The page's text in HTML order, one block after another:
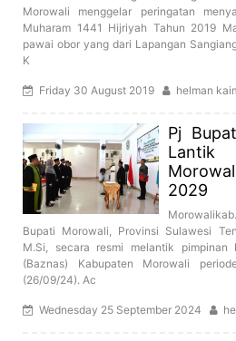
Morowali menggelar peringatan
Muharam 1441 Hijriyah Tahun 2019
pawai obor yang dari Lapangan
K
Friday 30 August 2019 helman
Pj
Lantik
2029
Bupati Morowali, Provinsi Sulawesi
M.Si, secara resmi melantik pimpinan
(Baznas) Kabupaten Morowali
(26/09/24). Ac
Wednesday 25 September 2024